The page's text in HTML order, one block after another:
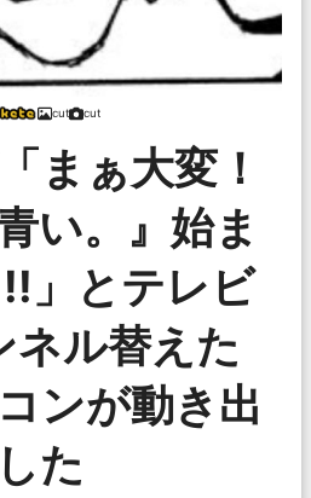
cut cut
まぁ大変！
い。』始ま
」とテレビ
ネル替えた
ンが動き出
した